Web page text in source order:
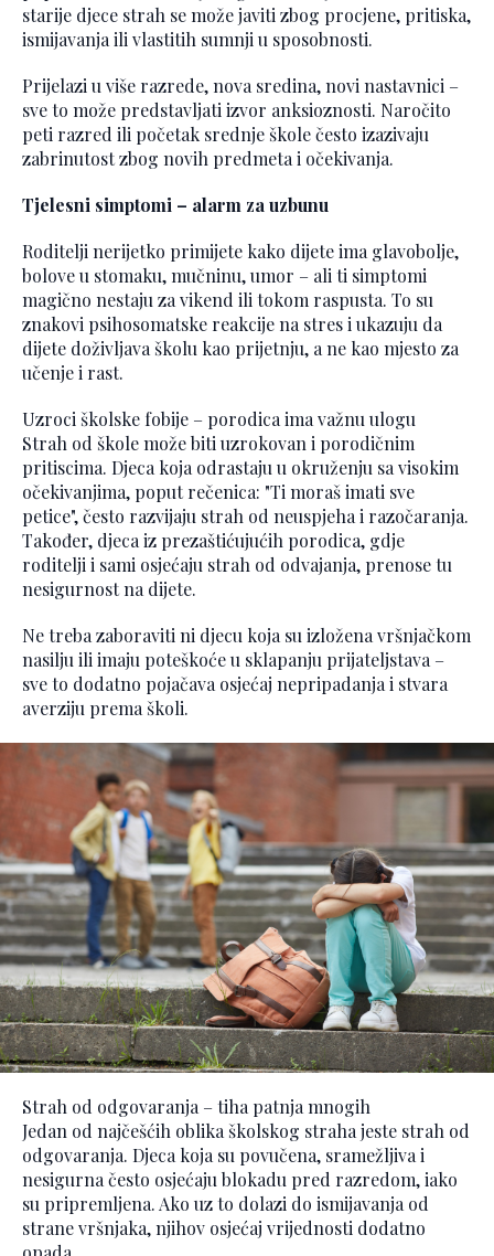
starije djece strah se može javiti zbog procjene, pritiska,
ismijavanja ili vlastitih sumnji u sposobnosti.
Prijelazi u više razrede, nova sredina, novi nastavnici –
sve to može predstavljati izvor anksioznosti. Naročito
peti razred ili početak srednje škole često izazivaju
zabrinutost zbog novih predmeta i očekivanja.
Tjelesni simptomi – alarm za uzbunu
Roditelji nerijetko primijete kako dijete ima glavobolje,
bolove u stomaku, mučninu, umor – ali ti simptomi
magično nestaju za vikend ili tokom raspusta. To su
znakovi psihosomatske reakcije na stres i ukazuju da
dijete doživljava školu kao prijetnju, a ne kao mjesto za
učenje i rast.
Uzroci školske fobije – porodica ima važnu ulogu
Strah od škole može biti uzrokovan i porodičnim
pritiscima. Djeca koja odrastaju u okruženju sa visokim
očekivanjima, poput rečenica: "Ti moraš imati sve
petice", često razvijaju strah od neuspjeha i razočaranja.
Također, djeca iz prezaštićujućih porodica, gdje
roditelji i sami osjećaju strah od odvajanja, prenose tu
nesigurnost na dijete.
Ne treba zaboraviti ni djecu koja su izložena vršnjačkom
nasilju ili imaju poteškoće u sklapanju prijateljstava –
sve to dodatno pojačava osjećaj nepripadanja i stvara
averziju prema školi.
Strah od odgovaranja – tiha patnja mnogih
Jedan od najčešćih oblika školskog straha jeste strah od
odgovaranja. Djeca koja su povučena, sramežljiva i
nesigurna često osjećaju blokadu pred razredom, iako
su pripremljena. Ako uz to dolazi do ismijavanja od
strane vršnjaka, njihov osjećaj vrijednosti dodatno